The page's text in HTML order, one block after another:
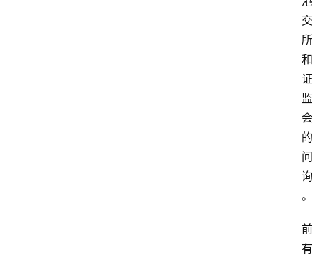
交
所
和
证
监
会
的
问
询
。
前
有